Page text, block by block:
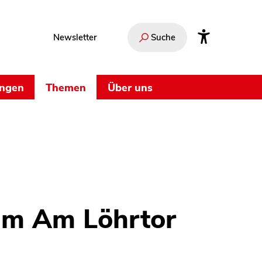
Newsletter Suche
Themen Über uns
Am Löhrtor